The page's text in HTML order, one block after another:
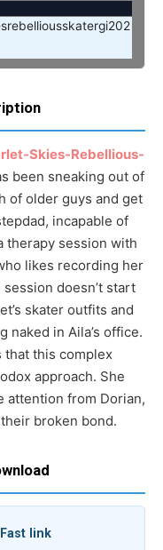
Skies-Rebellious-
been sneaking out of
of older guys and get
incapable of
therapy session with
likes recording her
doesn’t start
skater outfits and
in Aila’s office.
that this complex
approach. She
attention from Dorian,
broken bond.
Fast link